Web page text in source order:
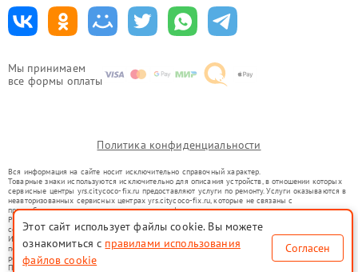
Мы принимаем
все формы оплаты
Политика конфиденциальности
Вся информация на сайте носит исключительно справочный характер.
Товарные знаки используются исключительно для описания устройств, в отношении которых
сервисные центры yrs.citycoco-fix.ru предоставляют услуги по ремонту. Услуги оказываются в
неавторизованных сервисных центрах yrs.citycoco-fix.ru, которые не связаны с
правообладателями товарных знаков или их официальными представителями.
Ремонт осуществляется для устройств, уже введенных в гражданский оборот в соответствии
со статьей 1487 ГК РФ.
Использование товарных знаков не преследует цели индивидуализации услуг или введения
потребителей в заблуждение, а служит для информирования о предоставляемых услугах по
ремонту техники указанных брендов.
Представленная на сайте информация не является публичной офертой, определяемой
Этот сайт использует файлы cookie. Вы можете
ознакомиться с правилами использования
файлов cookie
Согласен